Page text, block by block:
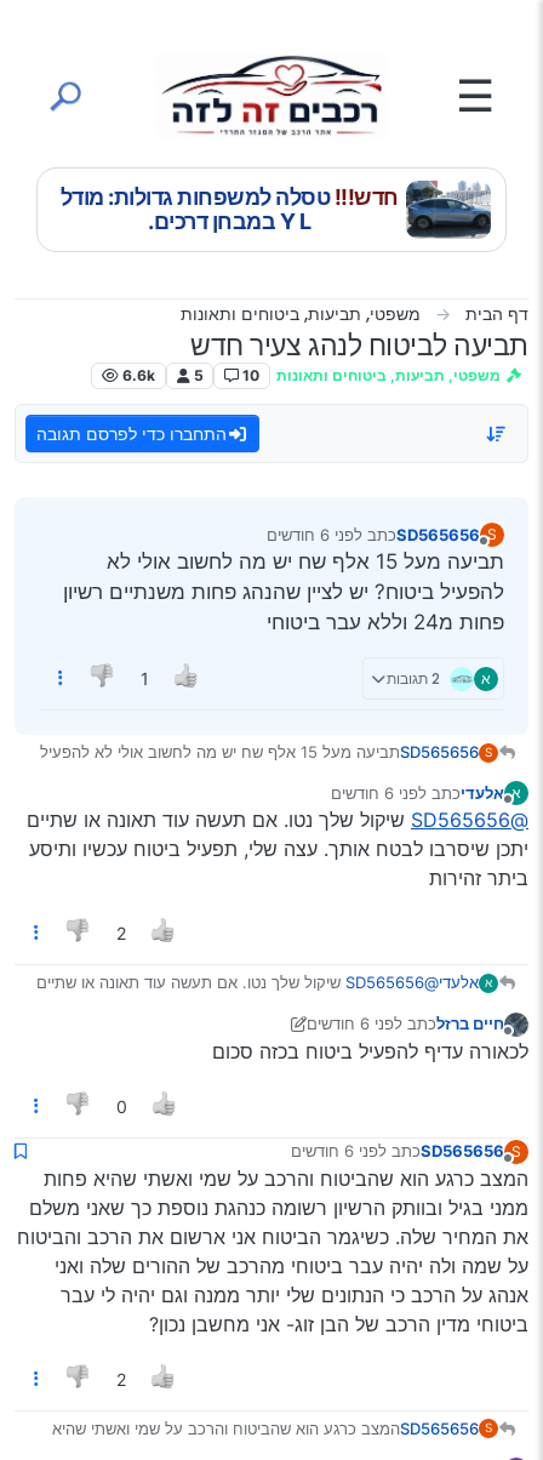
☰
חדש!!!טסלה למשפחות גדולות: מודל
Y L במבחן דרכים.
דף הבית משפטי, תביעות, ביטוחים ותאונות
תביעה לביטוח לנהג צעיר חדש
משפטי, תביעות, ביטוחים ותאונות 10
5
6.6k
התחברו כדי לפרסם תגובה
S
מנותק
SD565656כתב לפני 6 חודשים
נערך לאחרונה על ידי
תביעה מעל 15 אלף שח יש מה לחשוב אולי לא
להפעיל ביטוח? יש לציין שהנהג פחות משנתיים רשיון
פחות מ24 וללא עבר ביטוחי
א 2 תגובות 1
S
SD565656
תביעה מעל 15 אלף שח יש מה לחשוב אולי לא להפעיל
וללא עבר ביטוחי
א
מנותק
אלעדיכתב לפני 6 חודשים
נערך לאחרונה על ידי
@SD565656
שיקול שלך נטו. אם תעשה עוד תאונה או שתיים
יתכן שיסרבו לבטח אותך. עצה שלי, תפעיל ביטוח עכשיו ותיסע
ביתר זהירות
2
א אלעדי@SD565656
שיקול שלך נטו. אם תעשה עוד תאונה או שתיים
ביתר זהירותחיים ברזלכתב לפני 6 חודשים
נערך לאחרונה על ידי חיים ברזל
לכאורה עדיף להפעיל ביטוח בכזה סכום
0
S
SD565656כתב לפני 6 חודשים
נערך לאחרונה על ידי
המצב כרגע הוא שהביטוח והרכב על שמי ואשתי שהיא פחות
ממני בגיל ובוותק הרשיון רשומה כנהגת נוספת כך שאני משלם
את המחיר שלה. כשיגמר הביטוח אני ארשום את הרכב והביטוח
על שמה ולה יהיה עבר ביטוחי מהרכב של ההורים שלה ואני
אנהג על הרכב כי הנתונים שלי יותר ממנה וגם יהיה לי עבר
ביטוחי מדין הרכב של הבן זוג- אני מחשבן נכון?
2
S
SD565656המצב כרגע הוא שהביטוח והרכב על שמי ואשתי שהיא